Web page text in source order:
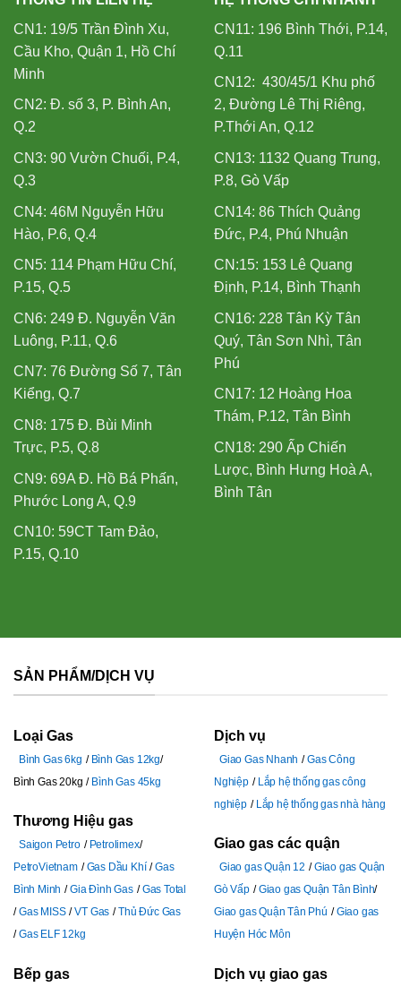
CN1: 19/5 Trần Đình Xu,
Cầu Kho, Quận 1, Hồ Chí
Minh
CN2: Đ. số 3, P. Bình An,
Q.2
CN3: 90 Vườn Chuối, P.4,
Q.3
CN4: 46M Nguyễn Hữu
Hào, P.6, Q.4
CN5: 114 Phạm Hữu Chí,
P.15, Q.5
CN6: 249 Đ. Nguyễn Văn
Luông, P.11, Q.6
CN7: 76 Đường Số 7, Tân
Kiểng, Q.7
CN8: 175 Đ. Bùi Minh
Trực, P.5, Q.8
CN9: 69A Đ. Hồ Bá Phấn,
Phước Long A, Q.9
CN10: 59CT Tam Đảo,
P.15, Q.10
CN11: 196 Bình Thới, P.14,
Q.11
CN12: 430/45/1 Khu phố
2, Đường Lê Thị Riêng,
P.Thới An, Q.12
CN13: 1132 Quang Trung,
P.8, Gò Vấp
CN14: 86 Thích Quảng
Đức, P.4, Phú Nhuận
CN:15: 153 Lê Quang
Định, P.14, Bình Thạnh
CN16: 228 Tân Kỳ Tân
Quý, Tân Sơn Nhì, Tân
Phú
CN17: 12 Hoàng Hoa
Thám, P.12, Tân Bình
CN18: 290 Ấp Chiến
Lược, Bình Hưng Hoà A,
Bình Tân
SẢN PHẨM/DỊCH VỤ
Loại Gas
Bình Gas 6kg
Bình Gas 12kg
Bình Gas 20kg
Bình Gas 45kg
Thương Hiệu gas
Saigon Petro
Petrolimex
PetroVietnam
Gas Dầu Khí
Gas
Bình Minh
Gia Đình Gas
Gas Total
Gas MISS
VT Gas
Thủ Đức Gas
Gas ELF 12kg
Bếp gas
Dịch vụ
Giao Gas Nhanh
Gas Công
Nghiệp
Lắp hệ thống gas công
nghiệp
Lắp hệ thống gas nhà hàng
Giao gas các quận
Giao gas Quận 12
Giao gas Quận
Gò Vấp
Giao gas Quận Tân Bình
Giao gas Quận Tân Phú
Giao gas
Huyện Hóc Môn
Dịch vụ giao gas